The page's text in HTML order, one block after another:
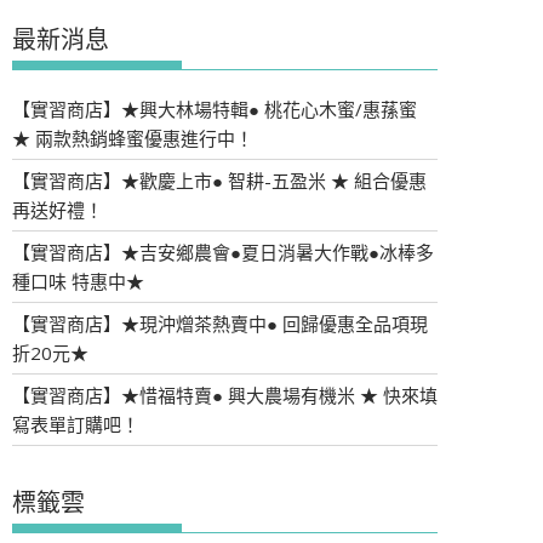
最新消息
【實習商店】★興大林場特輯● 桃花心木蜜/惠蓀蜜
★ 兩款熱銷蜂蜜優惠進行中！
【實習商店】★歡慶上市● 智耕-五盈米 ★ 組合優惠
再送好禮！
【實習商店】★吉安鄉農會●夏日消暑大作戰●冰棒多
種口味 特惠中★
【實習商店】★現沖熷茶熱賣中● 回歸優惠全品項現
折20元★
【實習商店】★惜福特賣● 興大農場有機米 ★ 快來填
寫表單訂購吧！
標籤雲